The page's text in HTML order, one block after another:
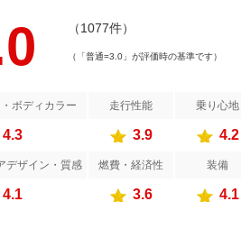
（1077件）
（「普通=3.0」が評価時の基準です）
ボディカラー 走行性能 乗り心地
4.3 3.9 4.2
デザイン・質感 燃費・経済性 装備
4.1 3.6 4.1